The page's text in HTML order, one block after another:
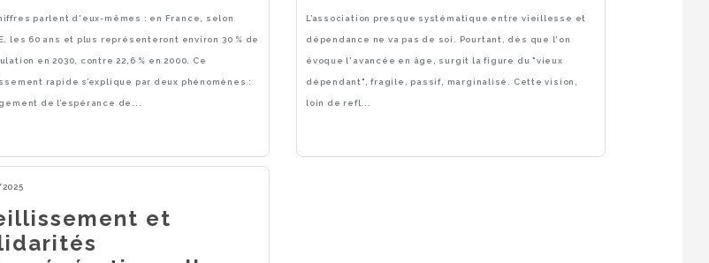
parlent d'eux-mêmes : en France, selon
les 60 ans et plus représenteront environ 30 % de
en 2030, contre 22,6 % en 2000. Ce
rapide s’explique par deux phénomènes :
de l’espérance de...
L’association presque systématique entre vieillesse et
dépendance ne va pas de soi. Pourtant, dès que l'on
évoque l'avancée en âge, surgit la figure du "vieux
dépendant", fragile, passif, marginalisé. Cette vision,
loin de refl...
et